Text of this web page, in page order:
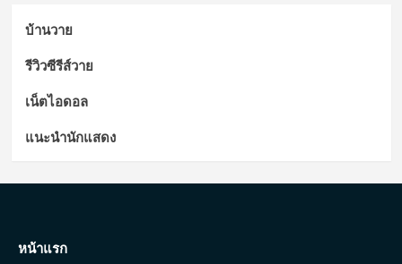
บ้านวาย
รีวิวซีรีส์วาย
เน็ตไอดอล
แนะนำนักแสดง
หน้าแรก